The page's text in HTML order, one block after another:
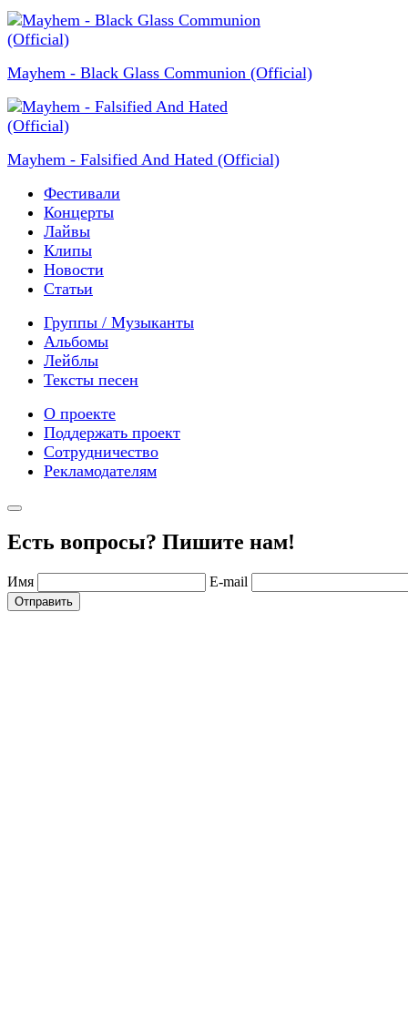
Mayhem - Black Glass Communion (Official)
Mayhem - Falsified And Hated (Official)
Фестивали
Концерты
Лайвы
Клипы
Новости
Статьи
Группы / Музыканты
Альбомы
Лейблы
Тексты песен
О проекте
Поддержать проект
Сотрудничество
Рекламодателям
Есть вопросы? Пишите нам!
Имя E-mail